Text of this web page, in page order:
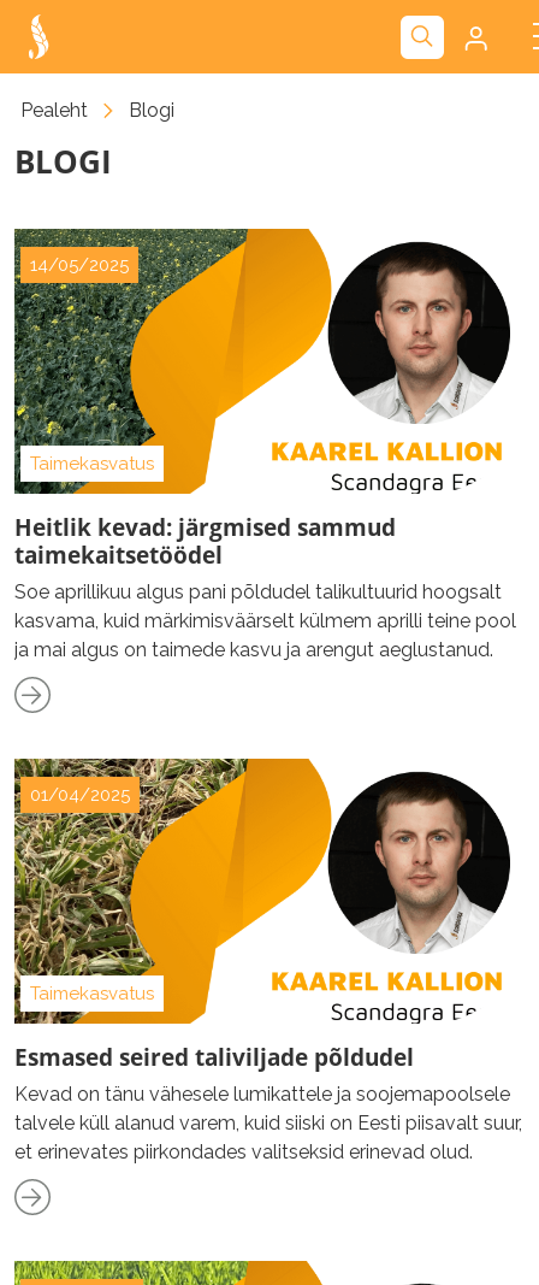
Pealeht Blogi
BLOGI
14/05/2025
Taimekasvatus
Heitlik kevad: järgmised sammud
taimekaitsetöödel
Soe aprillikuu algus pani põldudel talikultuurid hoogsalt
kasvama, kuid märkimisväärselt külmem aprilli teine pool
ja mai algus on taimede kasvu ja arengut aeglustanud.
01/04/2025
Taimekasvatus
Esmased seired taliviljade põldudel
Kevad on tänu vähesele lumikattele ja soojemapoolsele
talvele küll alanud varem, kuid siiski on Eesti piisavalt suur,
et erinevates piirkondades valitseksid erinevad olud.